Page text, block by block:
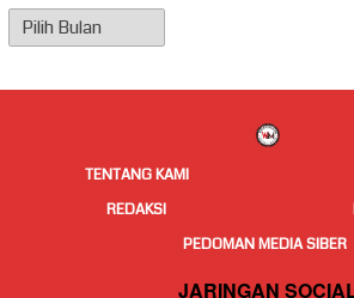
Arsip
Berita
TENTANG KAMI
REDAKSI
PEDOMAN MEDIA SIBER